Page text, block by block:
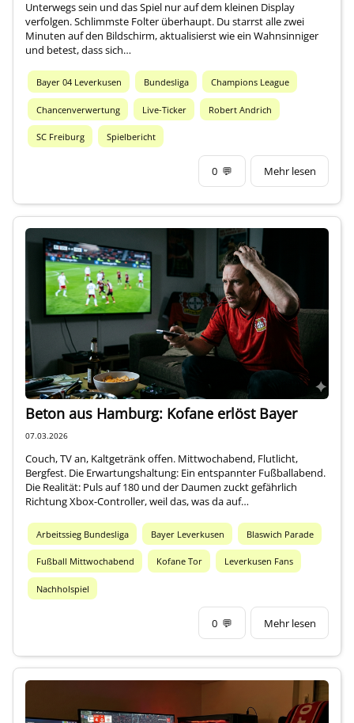
Unterwegs sein und das Spiel nur auf dem kleinen Display
verfolgen. Schlimmste Folter überhaupt. Du starrst alle zwei
Minuten auf den Bildschirm, aktualisierst wie ein Wahnsinniger
und betest, dass sich…
Bayer 04 Leverkusen Bundesliga Champions League
Chancenverwertung Live-Ticker Robert Andrich
SC Freiburg Spielbericht
0 💬 Mehr lesen
Beton aus Hamburg: Kofane erlöst Bayer
07.03.2026
Couch, TV an, Kaltgetränk offen. Mittwochabend, Flutlicht,
Bergfest. Die Erwartungshaltung: Ein entspannter Fußballabend.
Die Realität: Puls auf 180 und der Daumen zuckt gefährlich
Richtung Xbox-Controller, weil das, was da auf…
Arbeitssieg Bundesliga Bayer Leverkusen Blaswich Parade
Fußball Mittwochabend Kofane Tor Leverkusen Fans
Nachholspiel
0 💬 Mehr lesen